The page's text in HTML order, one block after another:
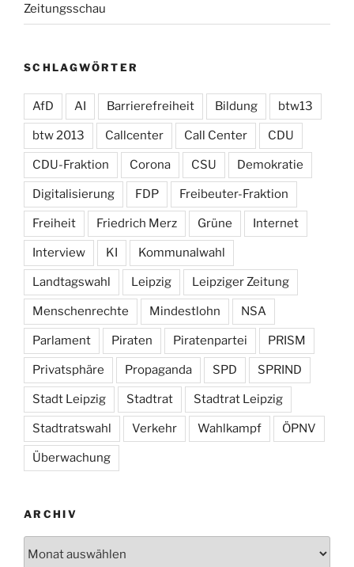
Zeitungsschau
SCHLAGWÖRTER
AfD AI Barrierefreiheit Bildung btw13
btw 2013 Callcenter Call Center CDU
CDU-Fraktion Corona CSU Demokratie
Digitalisierung FDP Freibeuter-Fraktion
Freiheit Friedrich Merz Grüne Internet
Interview KI Kommunalwahl
Landtagswahl Leipzig Leipziger Zeitung
Menschenrechte Mindestlohn NSA
Parlament Piraten Piratenpartei PRISM
Privatsphäre Propaganda SPD SPRIND
Stadt Leipzig Stadtrat Stadtrat Leipzig
Stadtratswahl Verkehr Wahlkampf ÖPNV
Überwachung
ARCHIV